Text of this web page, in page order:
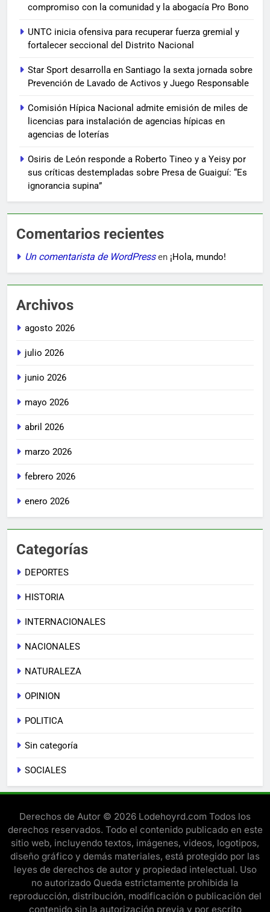
compromiso con la comunidad y la abogacía Pro Bono
UNTC inicia ofensiva para recuperar fuerza gremial y
fortalecer seccional del Distrito Nacional
Star Sport desarrolla en Santiago la sexta jornada sobre
Prevención de Lavado de Activos y Juego Responsable
Comisión Hípica Nacional admite emisión de miles de
licencias para instalación de agencias hípicas en
agencias de loterías
Osiris de León responde a Roberto Tineo y a Yeisy por
sus críticas destempladas sobre Presa de Guaiguí: “Es
ignorancia supina”
Comentarios recientes
Un comentarista de WordPressen ¡Hola, mundo!
Archivos
agosto 2026
julio 2026
junio 2026
mayo 2026
abril 2026
marzo 2026
febrero 2026
enero 2026
Categorías
DEPORTES
HISTORIA
INTERNACIONALES
NACIONALES
NATURALEZA
OPINION
POLITICA
Sin categoría
SOCIALES
Derechos de Autor © 2026 Lodehoyrd.com Todos los
derechos reservados. Todo el contenido publicado en este
sitio web, incluyendo textos, imágenes, videos, logotipos,
diseño gráfico y demás materiales, está protegido por las
leyes de derechos de autor y propiedad intelectual. Uso
no autorizado Queda estrictamente prohibida la
reproducción, distribución, modificación o publicación del
contenido sin la autorización previa y por escrito